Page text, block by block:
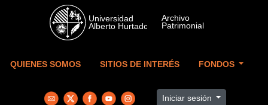
Skip to main content
QUIENES SOMOS SITIOS DE INTERÉS FONDOS
Iniciar sesión